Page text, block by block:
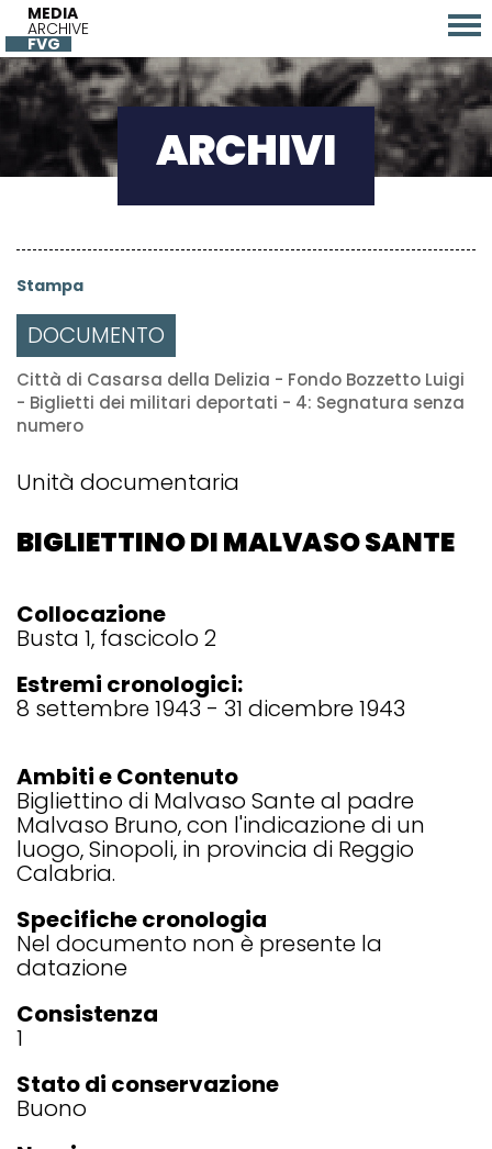
MEDIA
ARCHIVE
FVG
ARCHIVI
Stampa
DOCUMENTO
Città di Casarsa della Delizia - Fondo Bozzetto Luigi
- Biglietti dei militari deportati - 4: Segnatura senza
numero
Unità documentaria
BIGLIETTINO DI MALVASO SANTE
Collocazione
Busta 1, fascicolo 2
Estremi cronologici:
8 settembre 1943 - 31 dicembre 1943
Ambiti e Contenuto
Bigliettino di Malvaso Sante al padre
Malvaso Bruno, con l'indicazione di un
luogo, Sinopoli, in provincia di Reggio
Calabria.
Specifiche cronologia
Nel documento non è presente la
datazione
Consistenza
1
Stato di conservazione
Buono